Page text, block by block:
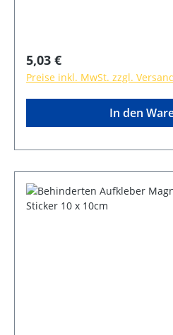
Regulärer Preis:
5,03 €
Preise inkl. MwSt. zzgl.
In den